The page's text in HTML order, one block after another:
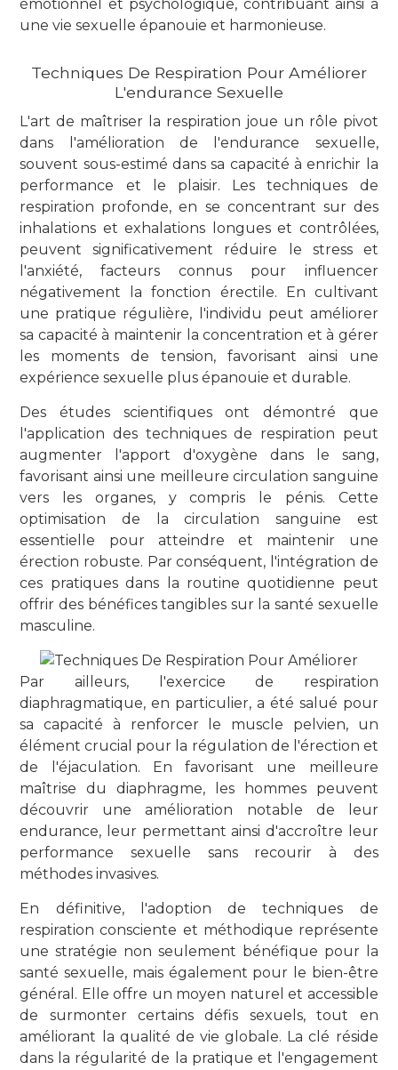
émotionnel et psychologique, contribuant ainsi à
une vie sexuelle épanouie et harmonieuse.
Techniques De Respiration Pour Améliorer
L'endurance Sexuelle
L'art de maîtriser la respiration joue un rôle pivot
dans l'amélioration de l'endurance sexuelle,
souvent sous-estimé dans sa capacité à enrichir la
performance et le plaisir. Les techniques de
respiration profonde, en se concentrant sur des
inhalations et exhalations longues et contrôlées,
peuvent significativement réduire le stress et
l'anxiété, facteurs connus pour influencer
négativement la fonction érectile. En cultivant
une pratique régulière, l'individu peut améliorer
sa capacité à maintenir la concentration et à gérer
les moments de tension, favorisant ainsi une
expérience sexuelle plus épanouie et durable.
Des études scientifiques ont démontré que
l'application des techniques de respiration peut
augmenter l'apport d'oxygène dans le sang,
favorisant ainsi une meilleure circulation sanguine
vers les organes, y compris le pénis. Cette
optimisation de la circulation sanguine est
essentielle pour atteindre et maintenir une
érection robuste. Par conséquent, l'intégration de
ces pratiques dans la routine quotidienne peut
offrir des bénéfices tangibles sur la santé sexuelle
masculine.
Par ailleurs, l'exercice de respiration
diaphragmatique, en particulier, a été salué pour
sa capacité à renforcer le muscle pelvien, un
élément crucial pour la régulation de l'érection et
de l'éjaculation. En favorisant une meilleure
maîtrise du diaphragme, les hommes peuvent
découvrir une amélioration notable de leur
endurance, leur permettant ainsi d'accroître leur
performance sexuelle sans recourir à des
méthodes invasives.
En définitive, l'adoption de techniques de
respiration consciente et méthodique représente
une stratégie non seulement bénéfique pour la
santé sexuelle, mais également pour le bien-être
général. Elle offre un moyen naturel et accessible
de surmonter certains défis sexuels, tout en
améliorant la qualité de vie globale. La clé réside
dans la régularité de la pratique et l'engagement